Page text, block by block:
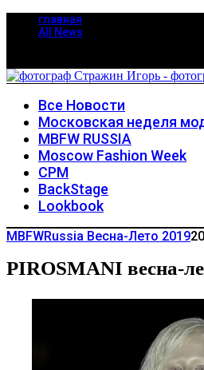
главная
All News
Все Новости
Московская неделя
MBFW RUSSIA
Moscow Fashion Week
CPM
BackStage
Lookbook
MBFWRussia Весна-Лето 2019
PIROSMANI весна-